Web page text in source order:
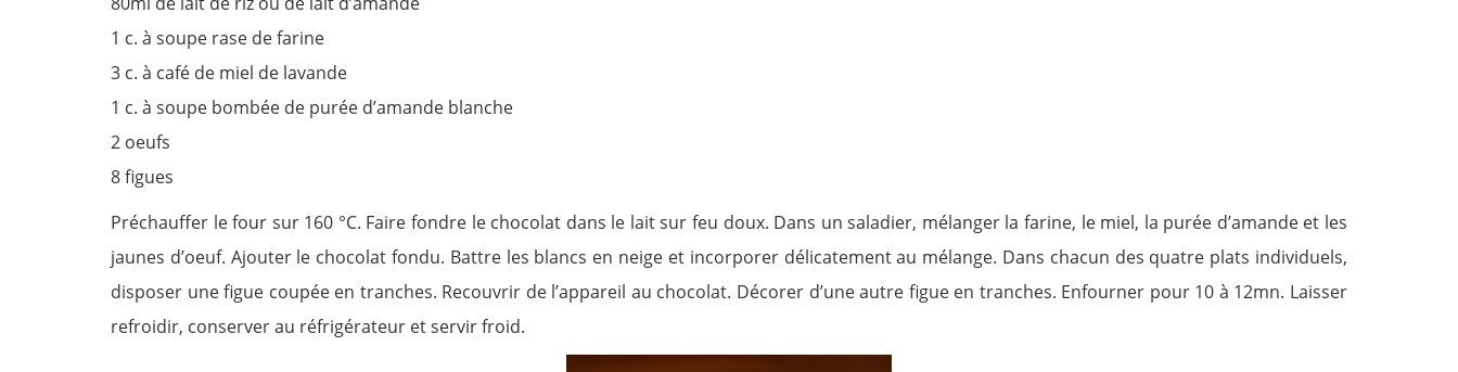
1 c. à soupe rase de farine
3 c. à café de miel de lavande
1 c. à soupe bombée de purée d’amande blanche
2 oeufs
8 figues
Préchauffer le four sur 160 °C. Faire fondre le chocolat dans le lait sur feu doux. Dans un saladier, mélanger la farine, le miel, la purée d’amande et les
jaunes d’oeuf. Ajouter le chocolat fondu. Battre les blancs en neige et incorporer délicatement au mélange. Dans chacun des quatre plats individuels,
disposer une figue coupée en tranches. Recouvrir de l’appareil au chocolat. Décorer d’une autre figue en tranches. Enfourner pour 10 à 12mn. Laisser
refroidir, conserver au réfrigérateur et servir froid.